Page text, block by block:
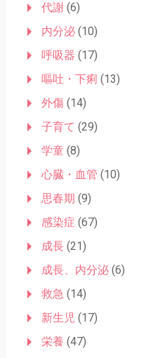
代謝(6)
内分泌(10)
呼吸器 (17)
嘔吐・下痢 (13)
外傷(14)
子育て (29)
学童(8)
心臓・血管 (10)
思春期 (9)
感染症 (67)
成長(21)
成長、内分泌(6)
救急 (14)
新生児 (17)
栄養 (47)